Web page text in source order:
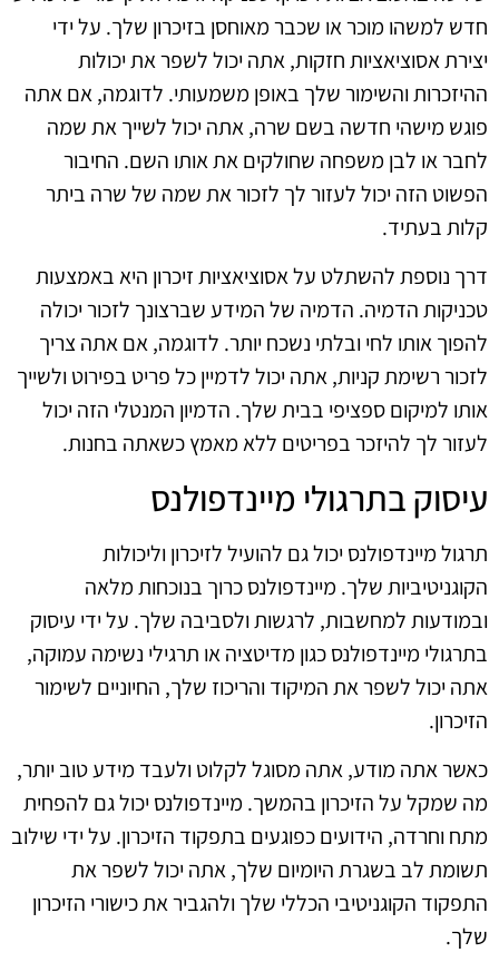
חדש למשהו מוכר או שכבר מאוחסן בזיכרון שלך. על ידי
יצירת אסוציאציות חזקות, אתה יכול לשפר את יכולות
ההיזכרות והשימור שלך באופן משמעותי. לדוגמה, אם אתה
פוגש מישהי חדשה בשם שרה, אתה יכול לשייך את שמה
לחבר או לבן משפחה שחולקים את אותו השם. החיבור
הפשוט הזה יכול לעזור לך לזכור את שמה של שרה ביתר
קלות בעתיד.
דרך נוספת להשתלט על אסוציאציות זיכרון היא באמצעות
טכניקות הדמיה. הדמיה של המידע שברצונך לזכור יכולה
להפוך אותו לחי ובלתי נשכח יותר. לדוגמה, אם אתה צריך
לזכור רשימת קניות, אתה יכול לדמיין כל פריט בפירוט ולשייך
אותו למיקום ספציפי בבית שלך. הדמיון המנטלי הזה יכול
לעזור לך להיזכר בפריטים ללא מאמץ כשאתה בחנות.
עיסוק בתרגולי מיינדפולנס
תרגול מיינדפולנס יכול גם להועיל לזיכרון וליכולות
הקוגניטיביות שלך. מיינדפולנס כרוך בנוכחות מלאה
ובמודעות למחשבות, לרגשות ולסביבה שלך. על ידי עיסוק
בתרגולי מיינדפולנס כגון מדיטציה או תרגילי נשימה עמוקה,
אתה יכול לשפר את המיקוד והריכוז שלך, החיוניים לשימור
הזיכרון.
כאשר אתה מודע, אתה מסוגל לקלוט ולעבד מידע טוב יותר,
מה שמקל על הזיכרון בהמשך. מיינדפולנס יכול גם להפחית
מתח וחרדה, הידועים כפוגעים בתפקוד הזיכרון. על ידי שילוב
תשומת לב בשגרת היומיום שלך, אתה יכול לשפר את
התפקוד הקוגניטיבי הכללי שלך ולהגביר את כישורי הזיכרון
שלך.